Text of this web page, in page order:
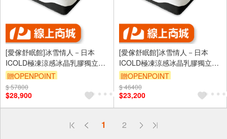
[愛傢舒眠館]冰雪情人－日本
ICOLD極凍涼感冰晶乳膠獨立筒
床墊
贈OPENPOINT
$ 57800
$28,900
[愛傢舒眠館]冰雪情人－日本
ICOLD極凍涼感冰晶乳膠獨立筒
床墊
贈OPENPOINT
$ 46400
$23,200
1 2
偏遠地區配送